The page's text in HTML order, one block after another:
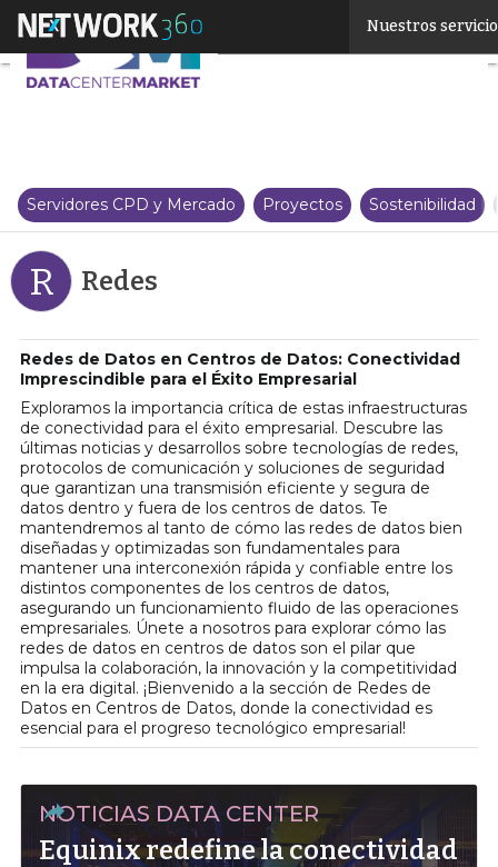
Nuestros
Servidores CPD y Mercado Proyectos Sostenibilidad
R Redes
Redes de Datos en Centros de Datos: Conectividad
Imprescindible para el Éxito Empresarial
Exploramos la importancia crítica de estas infraestructuras
de conectividad para el éxito empresarial. Descubre las
últimas noticias y desarrollos sobre tecnologías de redes,
protocolos de comunicación y soluciones de seguridad
que garantizan una transmisión eficiente y segura de
datos dentro y fuera de los centros de datos. Te
mantendremos al tanto de cómo las redes de datos bien
diseñadas y optimizadas son fundamentales para
mantener una interconexión rápida y confiable entre los
distintos componentes de los centros de datos,
asegurando un funcionamiento fluido de las operaciones
empresariales. Únete a nosotros para explorar cómo las
redes de datos en centros de datos son el pilar que
impulsa la colaboración, la innovación y la competitividad
en la era digital. ¡Bienvenido a la sección de Redes de
Datos en Centros de Datos, donde la conectividad es
esencial para el progreso tecnológico empresarial!
NOTICIAS DATA CENTER
Equinix redefine la conectividad